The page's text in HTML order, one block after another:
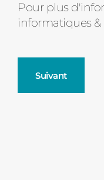
Pour plus
informatiques &
Suivant